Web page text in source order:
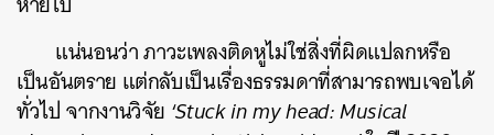
แน่นอนว่า ภาวะเพลงติดหูไม่ใช่สิ่งที่ผิดแปลกหรือ
เป็นอันตราย แต่กลับเป็นเรื่องธรรมดาที่สามารถพบเจอได้
ทั่วไป จากงานวิจัย ‘Stuck in my head: Musical